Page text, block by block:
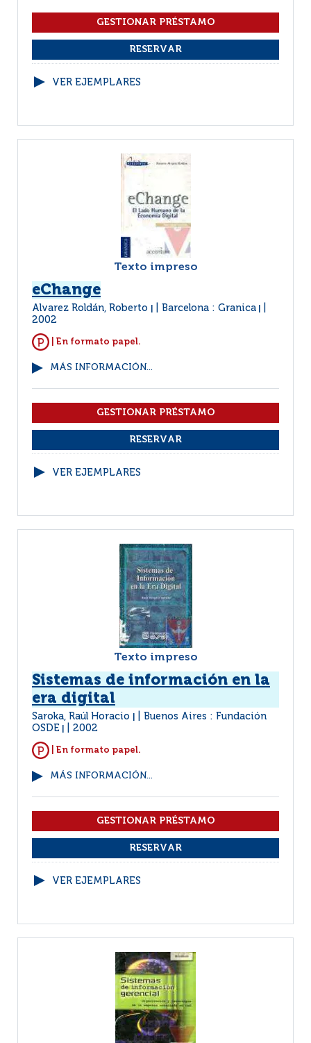
VER EJEMPLARES
Texto impreso
eChange
Alvarez Roldán, Roberto Barcelona : Granica
2002
| En formato papel.
MÁS INFORMACIÓN...
VER EJEMPLARES
Texto impreso
Sistemas de información en la
era digital
Saroka, Raúl Horacio
Buenos Aires : Fundación
OSDE
2002
| En formato papel.
MÁS INFORMACIÓN...
VER EJEMPLARES